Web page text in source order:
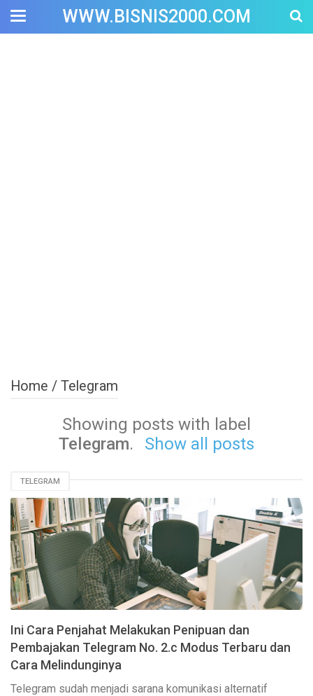
WWW.BISNIS2000.COM
Home / Telegram
Showing posts with label
Telegram. Show all posts
TELEGRAM
Ini Cara Penjahat Melakukan Penipuan dan
Pembajakan Telegram No. 2.c Modus Terbaru dan
Cara Melindunginya
Telegram sudah menjadi sarana komunikasi alternatif